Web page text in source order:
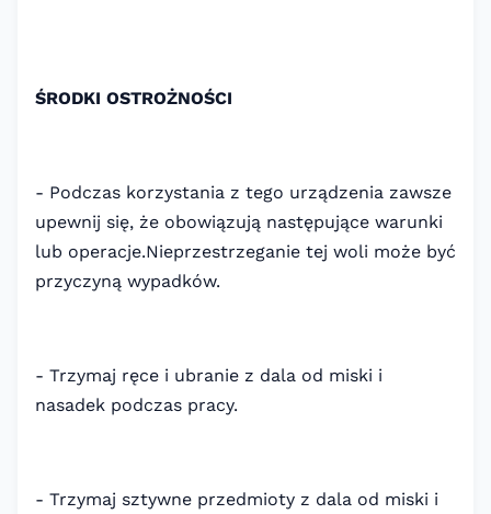
ŚRODKI OSTROŻNOŚCI
- Podczas korzystania z tego urządzenia zawsze
upewnij się, że obowiązują następujące warunki
lub operacje.Nieprzestrzeganie tej woli może być
przyczyną wypadków.
- Trzymaj ręce i ubranie z dala od miski i
nasadek podczas pracy.
- Trzymaj sztywne przedmioty z dala od miski i